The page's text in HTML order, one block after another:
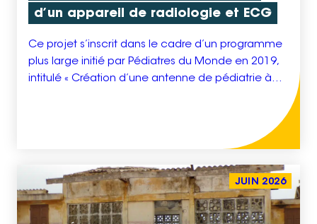
d’un appareil de radiologie et ECG
Ce projet s’inscrit dans le cadre d’un programme
plus large initié par Pédiatres du Monde en 2019,
intitulé « Création d’une antenne de pédiatrie à
l’amélioration de la prise en charge pédiatrique,
en renforçant à la fois les infrastructures et les
JUIN 2026